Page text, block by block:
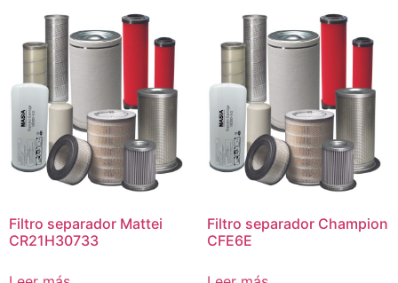
Filtro separador Mattei
CR21H30733
Filtro separador Champion
CFE6E